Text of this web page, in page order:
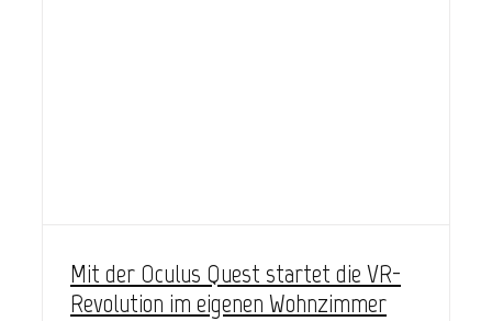
Mit der Oculus Quest startet die VR-
Revolution im eigenen Wohnzimmer